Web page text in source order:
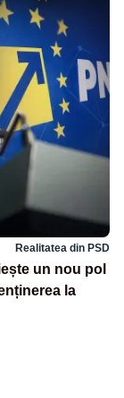
Realitatea din PSD
un nou pol
la